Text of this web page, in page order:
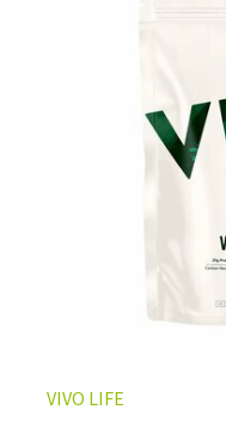
VIVO LIFE